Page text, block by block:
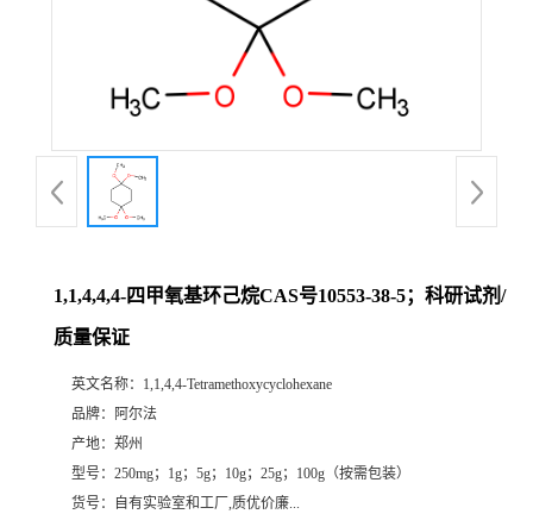
厅1,1,4,4,4-四甲氧基环己烷CAS号10553-38-5；科研试剂/
质量保证
英文名称： 1,1,4,4-Tetramethoxycyclohexane
品牌：
阿尔法
产地： 郑州
型号： 250mg；1g；5g；10g；25g；100g（按需包装）
货号：
自有实验室和工厂,质优价廉...